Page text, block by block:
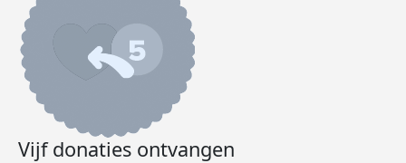
Vijf donaties ontvangen